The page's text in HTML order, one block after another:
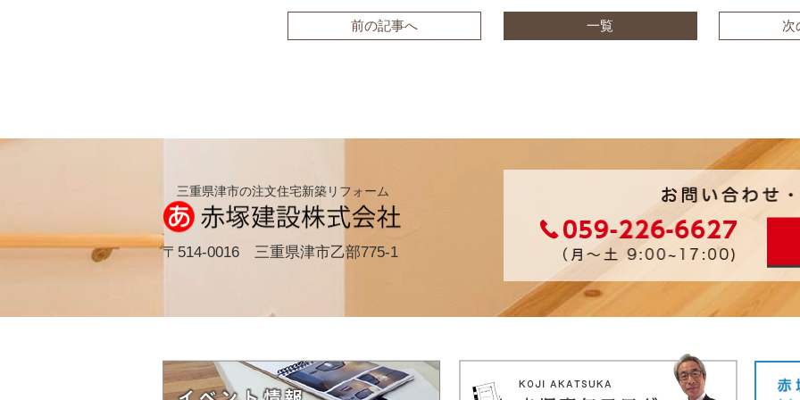
前の記事へ 一覧 次
三重県津市の注文住宅新築リフォーム
〒514-0016 三重県津市乙部775-1